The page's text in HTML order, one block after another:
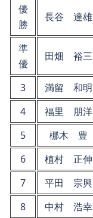
優
勝
長谷 達雄
準
優
田畑 裕三
3 満留 和明
4
福里 朋洋
5
梛木 豊
6
植村 正伸
7
平田 宗興
8
中村 浩幸